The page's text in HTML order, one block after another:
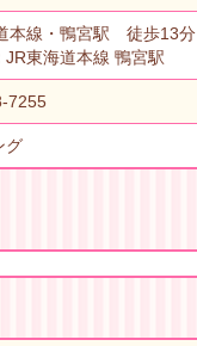
本線・鴨宮駅 徒歩13分
JR東海道本線 鴨宮駅
7255
グ